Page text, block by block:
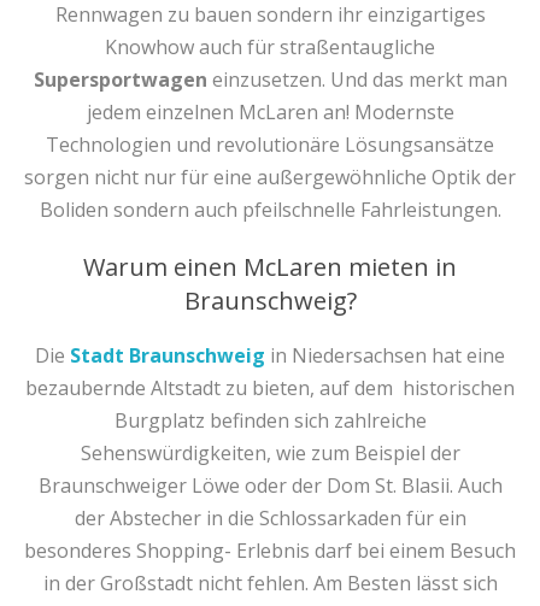
Rennwagen zu bauen sondern ihr einzigartiges
Knowhow auch für straßentaugliche
Supersportwagen einzusetzen. Und das merkt man
jedem einzelnen McLaren an! Modernste
Technologien und revolutionäre Lösungsansätze
sorgen nicht nur für eine außergewöhnliche Optik der
Boliden sondern auch pfeilschnelle Fahrleistungen.
Warum einen McLaren mieten in
Braunschweig?
Die Stadt Braunschweig in Niedersachsen hat eine
bezaubernde Altstadt zu bieten, auf dem historischen
Burgplatz befinden sich zahlreiche
Sehenswürdigkeiten, wie zum Beispiel der
Braunschweiger Löwe oder der Dom St. Blasii. Auch
der Abstecher in die Schlossarkaden für ein
besonderes Shopping- Erlebnis darf bei einem Besuch
in der Großstadt nicht fehlen. Am Besten lässt sich